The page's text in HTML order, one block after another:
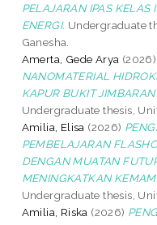
PELAJARAN IPAS KELAS
ENERGI. Undergraduate
Ganesha.
Amerta, Gede Arya (2026)
NANOMATERIAL
KAPUR BUKIT
Undergraduate thesis,
Amilia, Elisa (2026)
PEMBELAJARAN
DENGAN MUATAN
MENINGKATKAN
Undergraduate thesis,
Amilia, Riska (2026)